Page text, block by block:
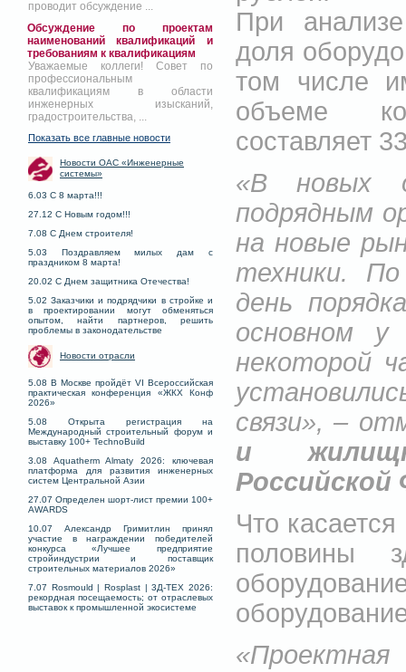
проводит обсуждение ...
Обсуждение по проектам
наименований квалификаций и
требованиям к квалификациям
Уважаемые коллеги! Совет по
профессиональным
квалификациям в области
инженерных изысканий,
градостроительства, ...
Показать все главные новости
Новости ОАС «Инженерные
системы»
6.03 С 8 марта!!!
27.12 С Новым годом!!!
7.08 С Днем строителя!
5.03 Поздравляем милых дам с
праздником 8 марта!
20.02 С Днем защитника Отечества!
5.02 Заказчики и подрядчики в стройке и
в проектировании могут обменяться
опытом, найти партнеров, решить
проблемы в законодательстве
Новости отрасли
5.08 В Москве пройдёт VI Всероссийская
практическая конференция «ЖКХ Конф
2026»
5.08 Открыта регистрация на
Международный строительный форум и
выставку 100+ TechnoBuild
3.08 Aquatherm Almaty 2026: ключевая
платформа для развития инженерных
систем Центральной Азии
27.07 Определен шорт-лист премии 100+
AWARDS
10.07 Александр Гримитлин принял
участие в награждении победителей
конкурса «Лучшее предприятие
стройиндустрии и поставщик
строительных материалов 2026»
7.07 Rosmould | Rosplast | 3Д-ТЕХ 2026:
рекордная посещаемость; от отраслевых
выставок к промышленной экосистеме
При
доля
том числе
объеме
составляет
«В новых
подрядным
на новые
техники.
день
основном у
некоторой
связи», –
и
Российской
Что
половины